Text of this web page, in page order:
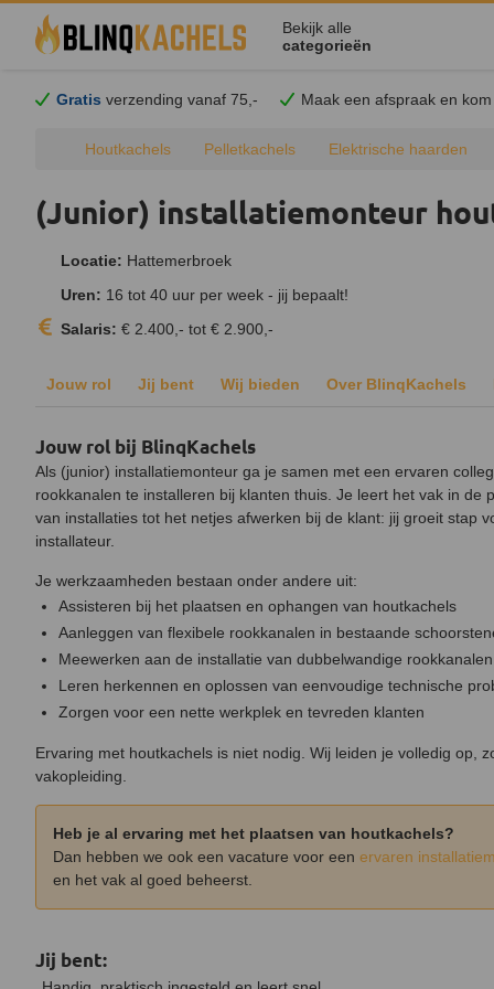
Bekijk alle
categorieën
Gratis verzending vanaf 75,- Maak een afspraak en kom
Houtkachels Pelletkachels Elektrische haarden
(Junior) installatiemonteur
Locatie: Hattemerbroek
Uren: 16 tot 40 uur per week - jij bepaalt!
Salaris: € 2.400,- tot € 2.900,-
Jouw rol Jij bent Wij bieden Over BlinqKachels
Jouw rol bij BlinqKachels
Als (junior) installatiemonteur ga je samen met een ervaren
rookkanalen te installeren bij klanten thuis. Je leert het vak in de
van installaties tot het netjes afwerken bij de klant: jij groeit stap
installateur.
Je werkzaamheden bestaan onder andere uit:
Assisteren bij het plaatsen en ophangen van houtkachels
Aanleggen van flexibele rookkanalen in bestaande
Meewerken aan de installatie van dubbelwandige rookkanalen
Leren herkennen en oplossen van eenvoudige technische
Zorgen voor een nette werkplek en tevreden klanten
Ervaring met houtkachels is niet nodig. Wij leiden je volledig op,
vakopleiding.
Heb je al ervaring met het plaatsen van houtkachels?
Dan hebben we ook een vacature voor een ervaren
en het vak al goed beheerst.
Jij bent: